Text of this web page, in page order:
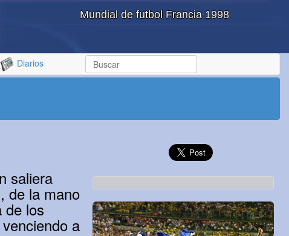
Mundial de futbol Francia 1998
Diarios
saliera
de la mano
de los
a